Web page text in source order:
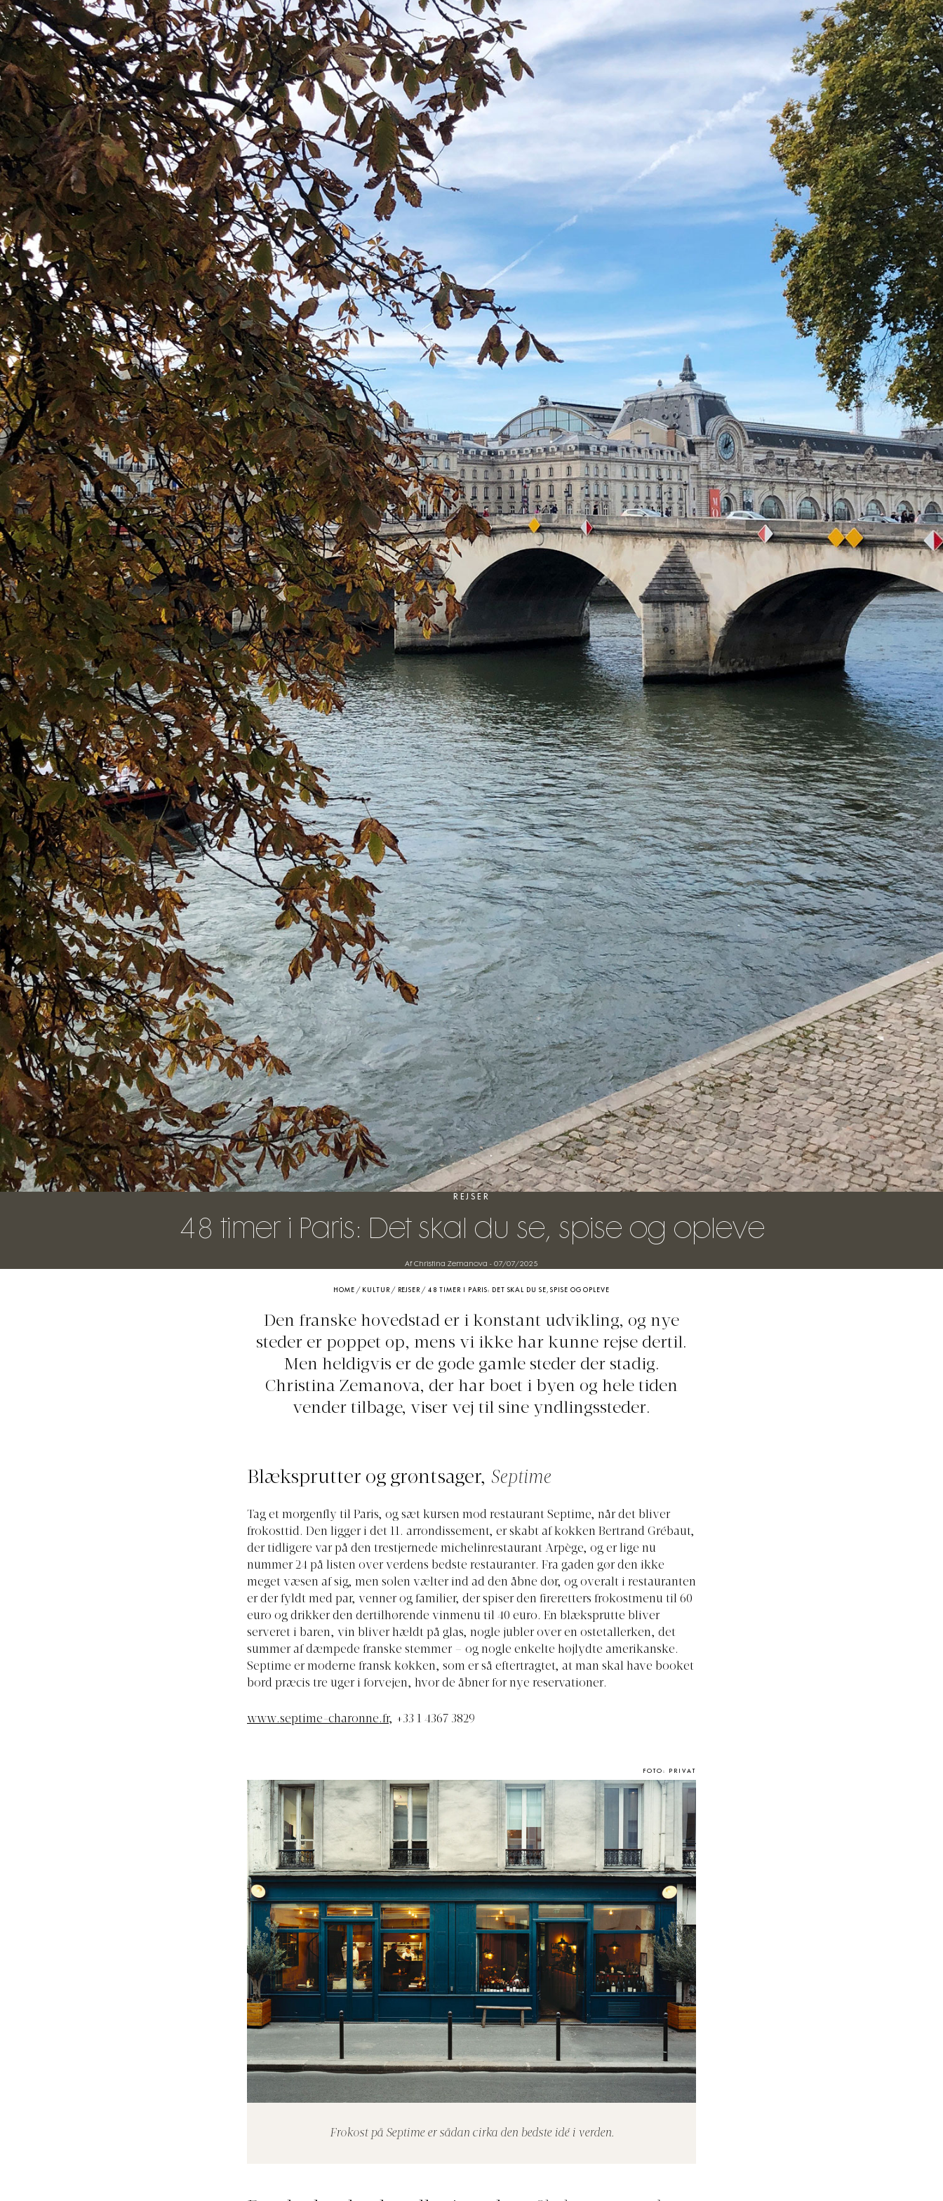
REJSER
48 timer i Paris: Det skal du se, spise og opleve
Af Christina Zemanova - 07/07/2025
HOME / KULTUR/ REJSER / 48 TIMER I PARIS: DET SKAL DU SE, SPISE OG OPLEVE
Den franske hovedstad er i konstant udvikling, og nye
steder er poppet op, mens vi ikke har kunne rejse dertil.
Men heldigvis er de gode gamle steder der stadig.
Christina Zemanova, der har boet i byen og hele tiden
vender tilbage, viser vej til sine yndlingssteder.
Blæksprutter og grøntsager, Septime
Tag et morgenfly til Paris, og sæt kursen mod restaurant Septime, når det bliver
frokosttid. Den ligger i det 11. arrondissement, er skabt af kokken Bertrand Grébaut,
der tidligere var på den trestjernede michelinrestaurant Arpège, og er lige nu
nummer 24 på listen over verdens bedste restauranter. Fra gaden gør den ikke
meget væsen af sig, men solen vælter ind ad den åbne dør, og overalt i restauranten
er der fyldt med par, venner og familier, der spiser den fireretters frokostmenu til 60
euro og drikker den dertilhørende vinmenu til 40 euro. En blæksprutte bliver
serveret i baren, vin bliver hældt på glas, nogle jubler over en ostetallerken, det
summer af dæmpede franske stemmer – og nogle enkelte højlydte amerikanske.
Septime er moderne fransk køkken, som er så eftertragtet, at man skal have booket
bord præcis tre uger i forvejen, hvor de åbner for nye reservationer.
www.septime-charonne.fr, +33 1 4367 3829
FOTO: PRIVAT
Frokost på Septime er sådan cirka den bedste idé i verden.